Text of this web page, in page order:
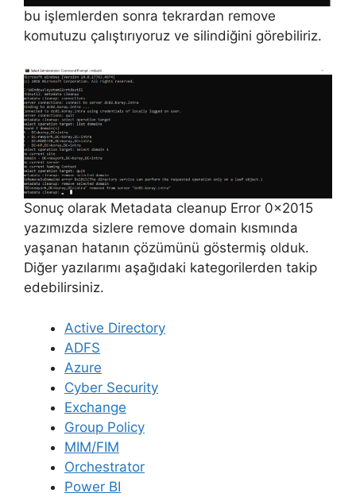
bu işlemlerden sonra tekrardan remove
komutuzu çalıştırıyoruz ve silindiğini görebiliriz.
Sonuç olarak Metadata cleanup Error 0x2015
yazımızda sizlere remove domain kısmında
yaşanan hatanın çözümünü göstermiş olduk.
Diğer yazılarımı aşağıdaki kategorilerden takip
edebilirsiniz.
Active Directory
ADFS
Azure
Cyber Security
Exchange
Group Policy
MIM/FIM
Orchestrator
Power BI